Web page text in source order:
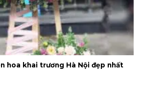
hoa khai trương Hà Nội đẹp nhất